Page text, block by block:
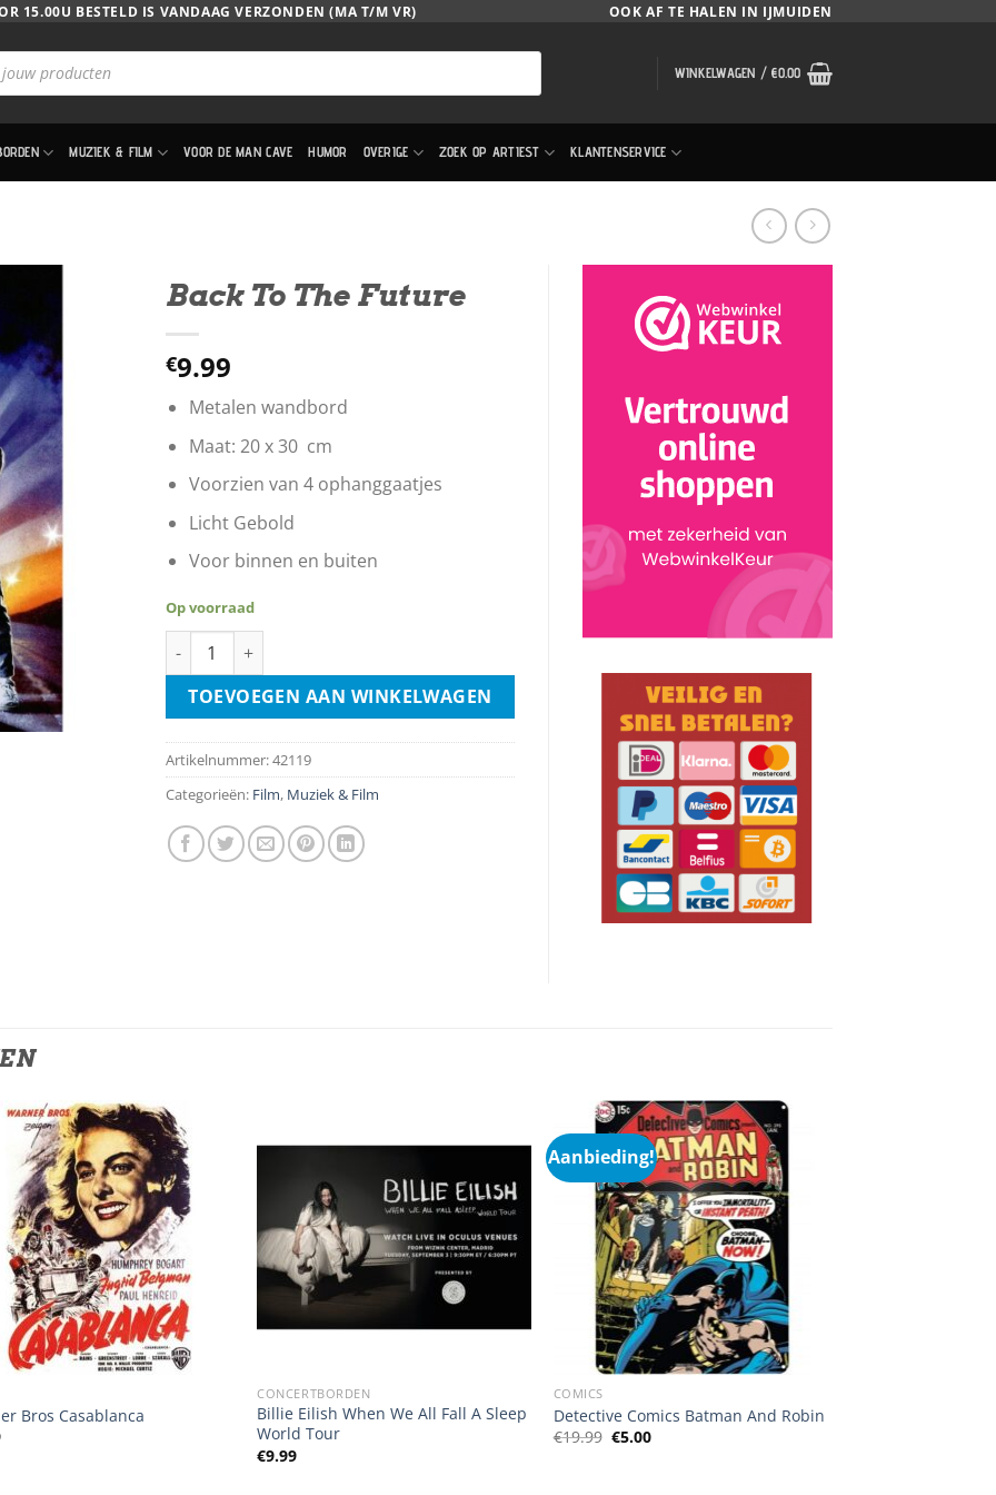
15.00U BESTELD IS VANDAAG VERZONDEN (MA T/M VR) OOK AF TE HALEN IN IJMUIDEN
WINKELWAGEN /€0.00
MUZIEK & FILM VOOR DE MAN CAVE HUMOR OVERIGE ZOEK OP ARTIEST KLANTENSERVICE
Back To The Future
€9.99
Metalen wandbord
Maat: 20 x 30 cm
Voorzien van 4 ophanggaatjes
Licht Gebold
Voor binnen en buiten
Op voorraad
Back To The Future aantal
TOEVOEGEN AAN WINKELWAGEN
Artikelnummer:42119
Categorieën: Film, Muziek & Film
Bros Casablanca
CONCERTBORDEN
Billie Eilish When We All Fall A Sleep
World Tour
€9.99
Aanbieding!
COMICS
Detective Comics Batman And Robin
€19.99 Oorspronkelijke
€5.00Huidige